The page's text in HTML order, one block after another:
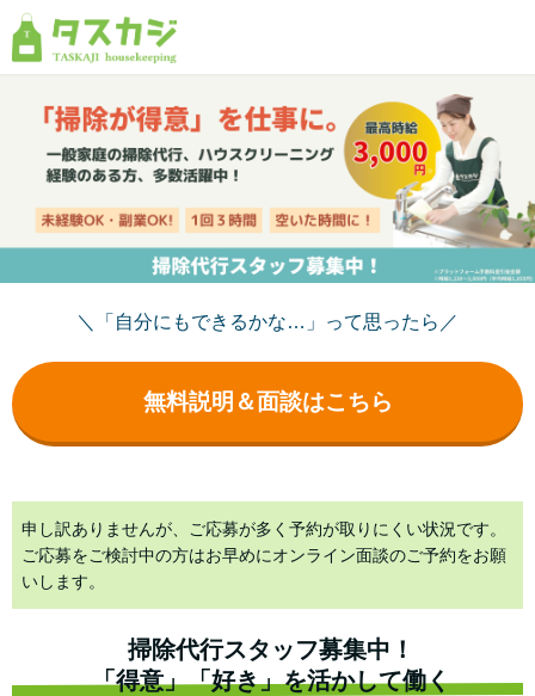
＼「自分にもできるかな…」って思ったら／
無料説明＆面談はこちら
申し訳ありませんが、ご応募が多く予約が取りにくい状況です。
ご応募をご検討中の方はお早めにオンライン面談のご予約をお願
いします。
掃除代行スタッフ募集中！
「得意」「好き」を活かして働く